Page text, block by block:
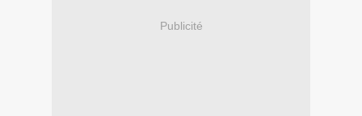
Publicité